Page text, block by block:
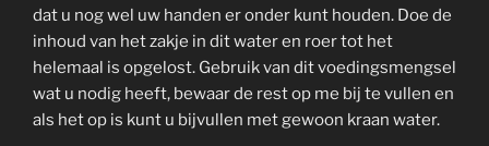
dat u nog wel uw handen er onder kunt houden. Doe de
inhoud van het zakje in dit water en roer tot het
helemaal is opgelost. Gebruik van dit voedingsmengsel
wat u nodig heeft, bewaar de rest op me bij te vullen en
als het op is kunt u bijvullen met gewoon kraan water.